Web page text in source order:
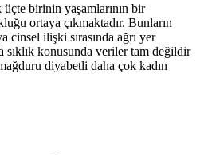
birinin yaşamlarının bir
ortaya çıkmaktadır. Bunların
cinsel ilişki sırasında ağrı yer
sıklık konusunda veriler tam değildir
diyabetli daha çok kadın